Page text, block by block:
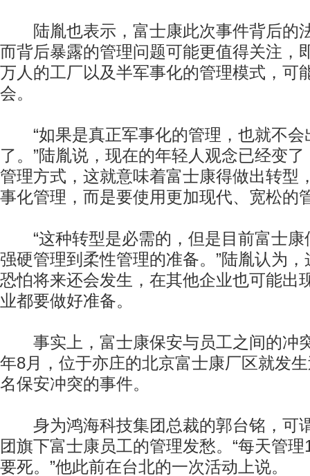
陆胤也表示，富士康此次事件背后的
而背后暴露的管理问题可能更值得关注，
万人的工厂以及半军事化的管理模式，可
会。
“如果是真正军事化的管理，也就不会
了。”陆胤说，现在的年轻人观念已经变
管理方式，这就意味着富士康得做出转型
事化管理，而是要使用更加现代、宽松的
“这种转型是必需的，但是目前富士康
强硬管理到柔性管理的准备。”陆胤认为
恐怕将来还会发生，在其他企业也可能出
业都要做好准备。
事实上，富士康保安与员工之间的冲
年8月，位于亦庄的北京富士康厂区就发
名保安冲突的事件。
身为鸿海科技集团总裁的郭台铭，可
团旗下富士康员工的管理发愁。“每天管
要死。”他此前在台北的一次活动上说。